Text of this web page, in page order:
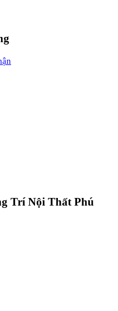
Trí Nội Thất Phú